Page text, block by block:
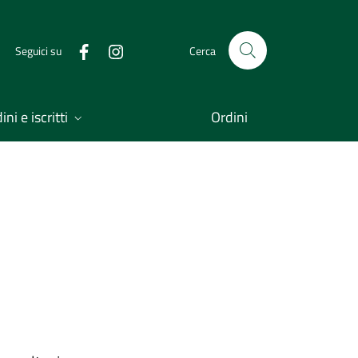
Seguici su Cerca
e iscritti Ordini